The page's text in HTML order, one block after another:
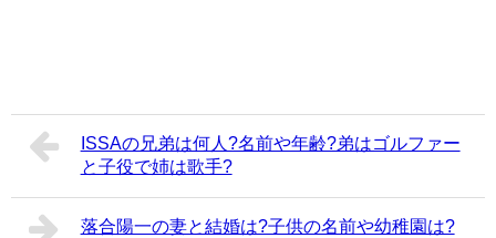
ISSAの兄弟は何人?名前や年齢?弟はゴルファー
と子役で姉は歌手?
落合陽一の妻と結婚は?子供の名前や幼稚園は?